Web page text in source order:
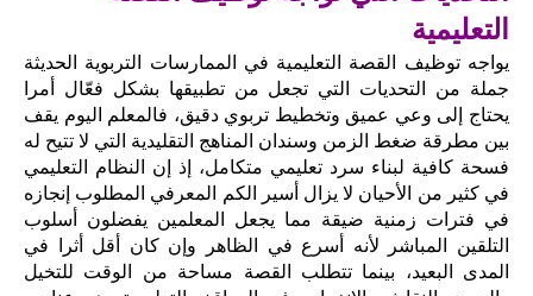
التعليمية
يواجه توظيف القصة التعليمية في الممارسات التربوية الحديثة
جملة من التحديات التي تجعل من تطبيقها بشكل فعّال أمرا
يحتاج إلى وعي عميق وتخطيط تربوي دقيق، فالمعلم اليوم يقف
بين مطرقة ضغط الزمن وسندان المناهج التقليدية التي لا تتيح له
فسحة كافية لبناء سرد تعليمي متكامل، إذ إن النظام التعليمي
في كثير من الأحيان لا يزال أسير الكم المعرفي المطلوب إنجازه
في فترات زمنية ضيقة مما يجعل المعلمين يفضلون أسلوب
التلقين المباشر لأنه أسرع في الظاهر وإن كان أقل أثرا في
المدى البعيد، بينما تتطلب القصة مساحة من الوقت للتخيل